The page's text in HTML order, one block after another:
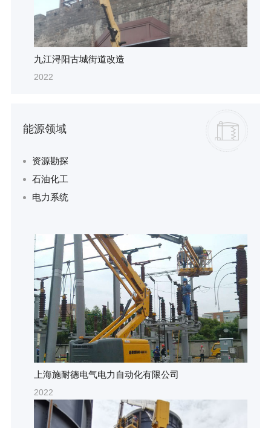
九江浔阳古城街道改造
2022
能源领域
资源勘探
石油化工
电力系统
上海施耐德电气电力自动化有限公司
2022